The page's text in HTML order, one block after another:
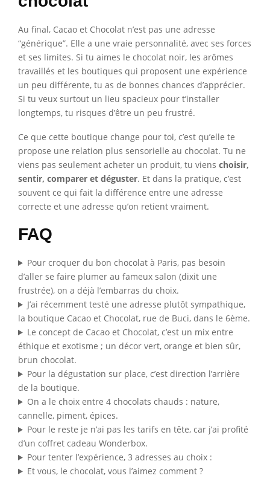
Au final, Cacao et Chocolat n’est pas une adresse
“générique”. Elle a une vraie personnalité, avec ses forces
et ses limites. Si tu aimes le chocolat noir, les arômes
travaillés et les boutiques qui proposent une expérience
un peu différente, tu as de bonnes chances d’apprécier.
Si tu veux surtout un lieu spacieux pour t’installer
longtemps, tu risques d’être un peu frustré.
Ce que cette boutique change pour toi, c’est qu’elle te
propose une relation plus sensorielle au chocolat. Tu ne
viens pas seulement acheter un produit, tu viens choisir,
sentir, comparer et déguster. Et dans la pratique, c’est
souvent ce qui fait la différence entre une adresse
correcte et une adresse qu’on retient vraiment.
FAQ
Pour croquer du bon chocolat à Paris, pas besoin
d’aller se faire plumer au fameux salon (dixit une
frustrée), on a déjà l’embarras du choix.
J’ai récemment testé une adresse plutôt sympathique,
la boutique Cacao et Chocolat, rue de Buci, dans le 6ème.
Le concept de Cacao et Chocolat, c’est un mix entre
éthique et exotisme ; un décor vert, orange et bien sûr,
brun chocolat.
Pour la dégustation sur place, c’est direction l’arrière
de la boutique.
On a le choix entre 4 chocolats chauds : nature,
cannelle, piment, épices.
Pour le reste je n’ai pas les tarifs en tête, car j’ai profité
d’un coffret cadeau Wonderbox.
Pour tenter l’expérience, 3 adresses au choix :
Et vous, le chocolat, vous l’aimez comment ?